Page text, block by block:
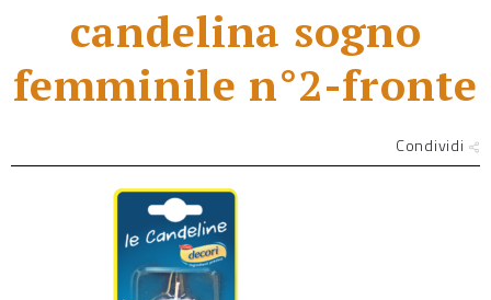
candelina sogno
femminile n°2-fronte
Condividi